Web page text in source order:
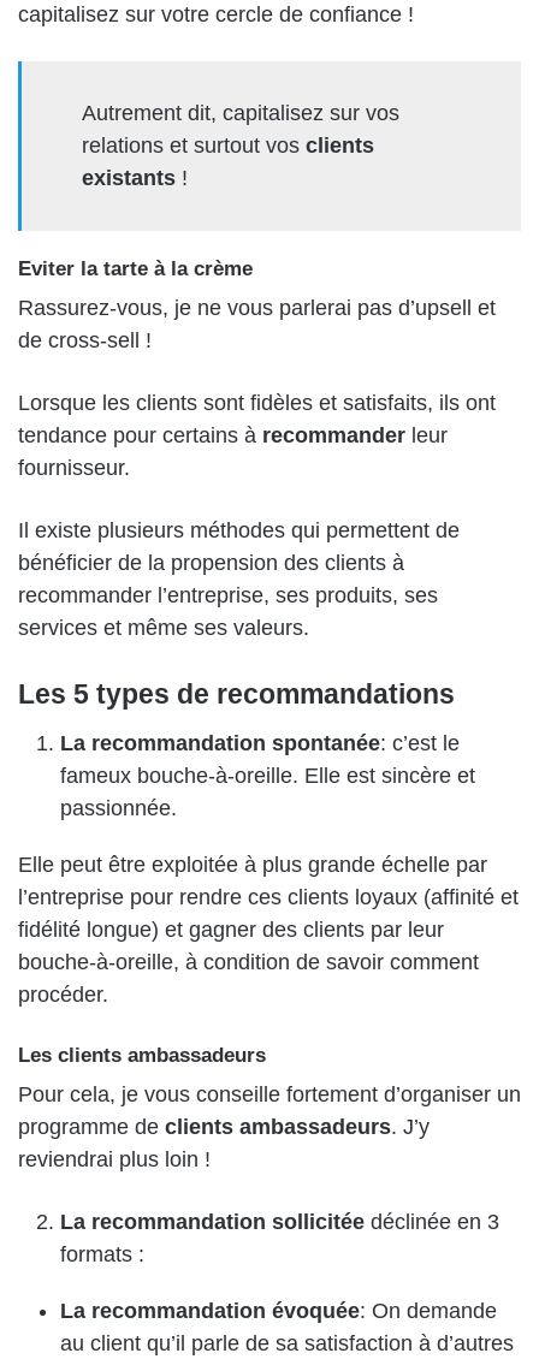
capitalisez sur votre cercle de confiance !
Autrement dit, capitalisez sur vos
relations et surtout vos clients
existants !
Eviter la tarte à la crème
Rassurez-vous, je ne vous parlerai pas d’upsell et
de cross-sell !
Lorsque les clients sont fidèles et satisfaits, ils ont
tendance pour certains à recommander leur
fournisseur.
Il existe plusieurs méthodes qui permettent de
bénéficier de la propension des clients à
recommander l’entreprise, ses produits, ses
services et même ses valeurs.
Les 5 types de recommandations
La recommandation spontanée: c’est le
fameux bouche-à-oreille. Elle est sincère et
passionnée.
Elle peut être exploitée à plus grande échelle par
l’entreprise pour rendre ces clients loyaux (affinité et
fidélité longue) et gagner des clients par leur
bouche-à-oreille, à condition de savoir comment
procéder.
Les clients ambassadeurs
Pour cela, je vous conseille fortement d’organiser un
programme de clients ambassadeurs. J’y
reviendrai plus loin !
La recommandation sollicitée déclinée en 3
formats :
La recommandation évoquée: On demande
au client qu’il parle de sa satisfaction à d’autres